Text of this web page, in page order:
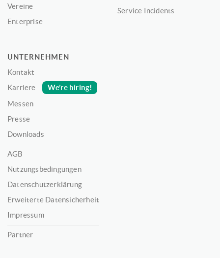
Vereine
Enterprise
Service Incidents
UNTERNEHMEN
Kontakt
Karriere
We’re hiring!
Messen
Presse
Downloads
AGB
Nutzungsbedingungen
Datenschutzerklärung
Erweiterte Datensicherheit
Impressum
Partner